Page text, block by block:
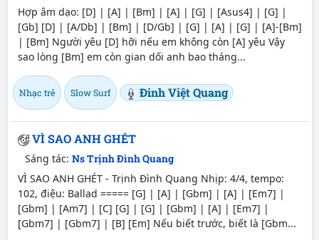
Hợp âm dạo: [D] | [A] | [Bm] | [A] | [G] | [Asus4] | [G] |
[Gb] [D] | [A/Db] | [Bm] | [D/Gb] | [G] | [A] | [G] | [A]-[Bm]
| [Bm] Người yêu [D] hỡi nếu em không còn [A] yêu Vậy
sao lòng [Bm] em còn gian dối anh bao tháng...
Nhạc trẻ Slow Surf Đinh Việt Quang
VÌ SAO ANH GHÉT
Sáng tác: Ns Trịnh Đình Quang
VÌ SAO ANH GHÉT - Trịnh Đình Quang Nhịp: 4/4, tempo:
102, điệu: Ballad ===== [G] | [A] | [Gbm] | [A] | [Em7] |
[Gbm] | [Am7] | [C] [G] | [G] | [Gbm] | [A] | [Em7] |
[Gbm7] | [Gbm7] | [B] [Em] Nếu biết trước, biết là [Gbm...